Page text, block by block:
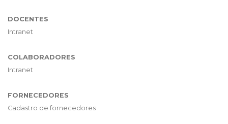
DOCENTES
Intranet
COLABORADORES
Intranet
FORNECEDORES
Cadastro de fornecedores